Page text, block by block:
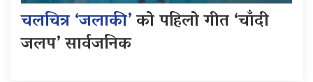
चलचित्र ‘जलाकी’को पहिलो गीत ‘चाँदी
जलप’ सार्वजनिक